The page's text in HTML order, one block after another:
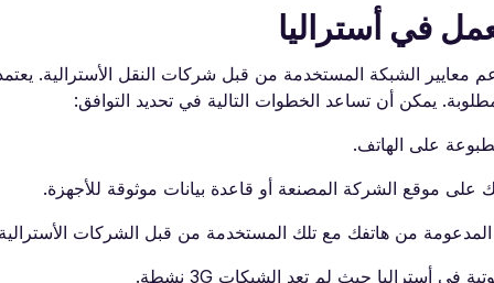
في أستراليا
معايير الشبكة المستخدمة من قبل شركات النقل الأسترالية.
يمكن أن تساعد الخطوات التالية في تحديد التوافق:
على الهاتف.
موقع الشركة المصنعة أو قاعدة بيانات موثوقة للأجهزة.